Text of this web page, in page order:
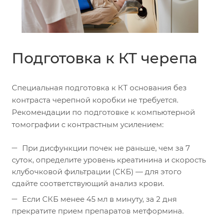
Подготовка к КТ черепа
Специальная подготовка к КТ основания без
контраста черепной коробки не требуется.
Рекомендации по подготовке к компьютерной
томографии с контрастным усилением:
При дисфункции почек не раньше, чем за 7
суток, определите уровень креатинина и скорость
клубочковой фильтрации (СКБ) — для этого
сдайте соответствующий анализ крови.
Если СКБ менее 45 мл в минуту, за 2 дня
прекратите прием препаратов метформина.